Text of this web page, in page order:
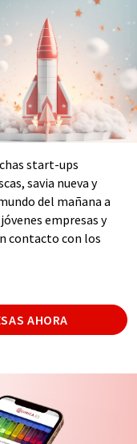
start-ups
savia nueva y
del mañana a
empresas y
contacto con los
AHORA